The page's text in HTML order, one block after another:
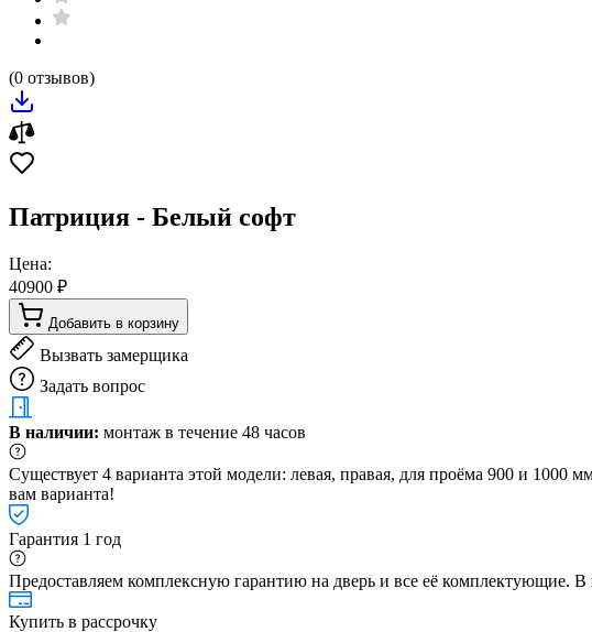
(0 отзывов)
Патриция - Белый софт
Цена:
40900 ₽
Добавить в корзину
Вызвать замерщика
Задать вопрос
В наличии: монтаж в течение 48 часов
Существует 4 варианта этой модели: левая, правая, для проёма 900 и
вам варианта!
Гарантия 1 год
Предоставляем комплексную гарантию на дверь и все её комплектующие. В
Купить в рассрочку